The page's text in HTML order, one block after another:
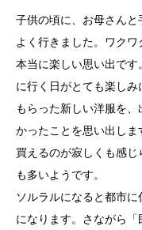
子供の頃に、お母さん
よく行きました。ワク
本当に楽しい思い出で
に行く日がとても楽し
もらった新しい洋服を
かったことを思い出し
買えるのが寂しくも感
も多いようです。
ソルラルになると都市
になります。さながら「